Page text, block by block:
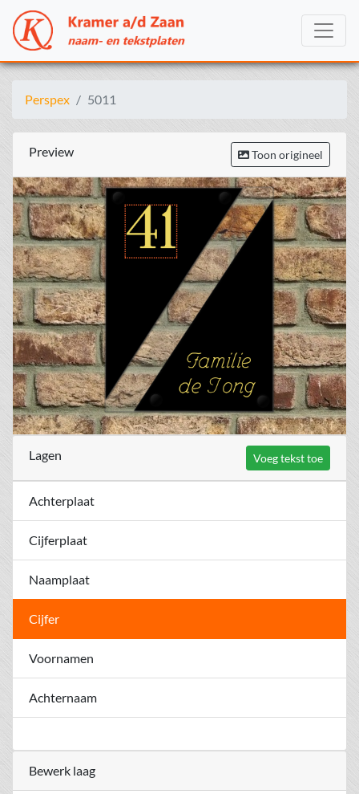
Perspex 5011
Preview Toon origineel
Lagen Voeg tekst toe
Achterplaat
Cijferplaat
Naamplaat
Cijfer
Voornamen
Achternaam
Bewerk laag